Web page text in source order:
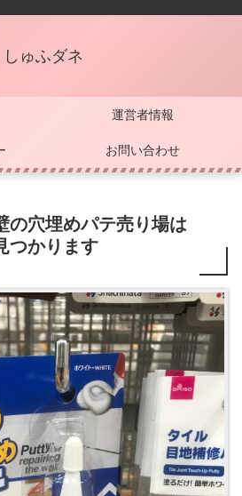
しゅふダネ
運営者情報
お問い合わせ
の穴埋めパテ売り場は
つかります